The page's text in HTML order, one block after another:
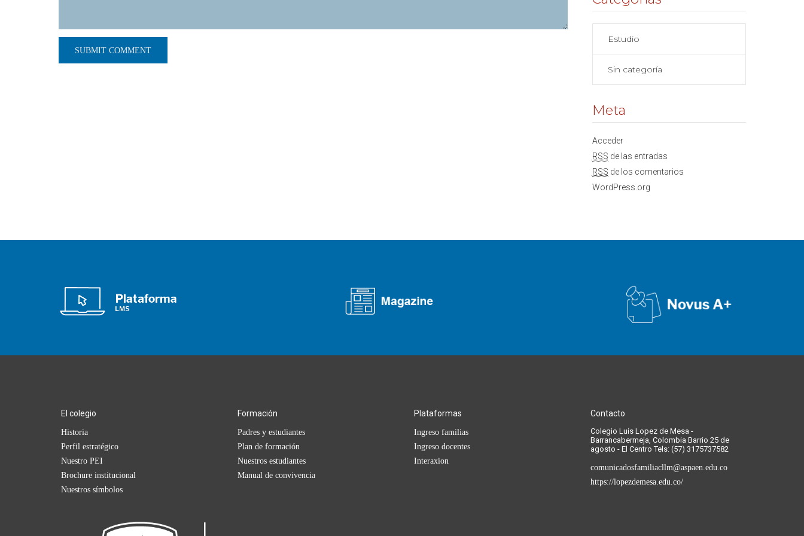
Estudio
Sin categoría
Meta
Acceder
RSS de las entradas
RSS de los comentarios
WordPress.org
El colegio
Historia
Perfil estratégico
Nuestro PEI
Brochure institucional
Nuestros símbolos
Formación
Padres y estudiantes
Plan de formación
Nuestros estudiantes
Manual de convivencia
Plataformas
Ingreso familias
Ingreso docentes
Interaxion
Contacto
Colegio Luis Lopez de Mesa -
Barrancabermeja, Colombia Barrio 25 de
agosto - El Centro Tels: (57) 3175737582
comunicadosfamiliacllm@aspaen.edu.co
https://lopezdemesa.edu.co/